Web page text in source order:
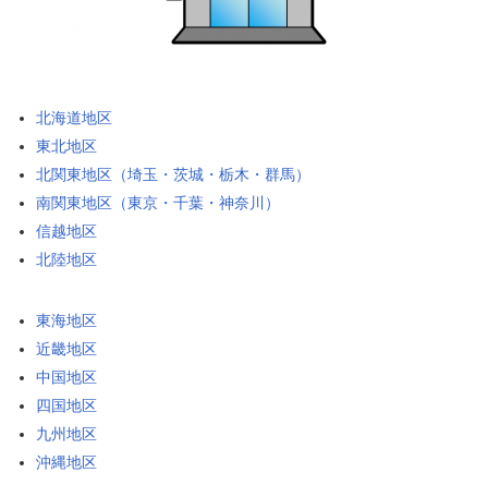
北海道地区
東北地区
北関東地区（埼玉・茨城・栃木・群馬）
南関東地区（東京・千葉・神奈川）
信越地区
北陸地区
東海地区
近畿地区
中国地区
四国地区
九州地区
沖縄地区